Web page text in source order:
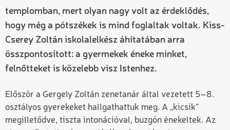
templomban, mert olyan nagy volt az érdeklődés,
hogy még a pótszékek is mind foglaltak voltak. Kiss-
Cserey Zoltán iskolalelkész áhítatában arra
összpontosított: a gyermekek éneke minket,
felnőtteket is közelebb visz Istenhez.
Először a Gergely Zoltán zenetanár által vezetett 5–8.
osztályos gyerekeket hallgathattuk meg. A „kicsik”
megilletődve, tiszta intonációval, buzgón énekeltek. Az